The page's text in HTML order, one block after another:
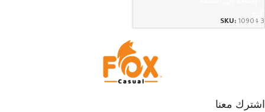
SKU: 10904-3
اشترك معنا